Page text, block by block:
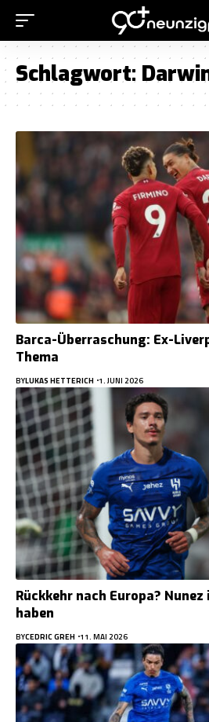
Schlagwort:
Barca-Überraschung: Ex-
Thema
BYLUKAS HETTERICH 1. JUNI 2026
Rückkehr nach Europa? Nunez
haben
BYCEDRIC GREH 11. MAI 2026